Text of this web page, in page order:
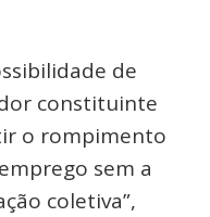
de
constituinte
o rompimento
sem a
coletiva”,